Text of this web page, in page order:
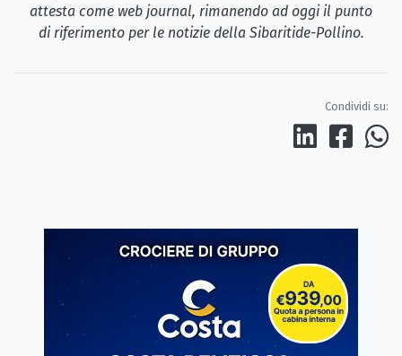
attesta come web journal, rimanendo ad oggi il punto
di riferimento per le notizie della Sibaritide-Pollino.
Condividi su: